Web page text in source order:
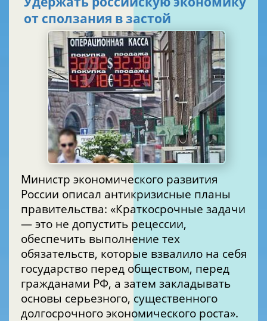
от сползания в застой
Министр экономического развития
России описал антикризисные планы
правительства: «Краткосрочные задачи
— это не допустить рецессии,
обеспечить выполнение тех
обязательств, которые взвалило на себя
государство перед обществом, перед
гражданами РФ, а затем закладывать
основы серьезного, существенного
долгосрочного экономического роста».